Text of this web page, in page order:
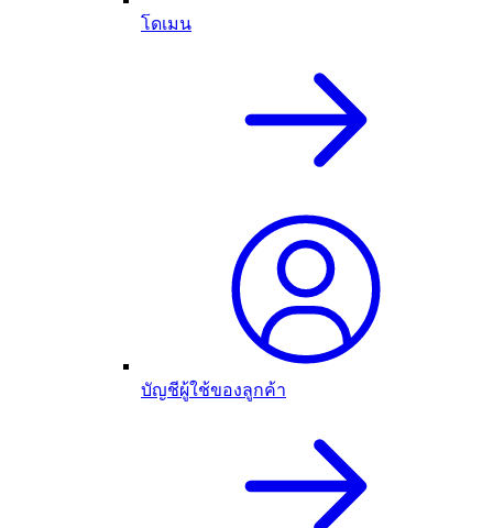
โดเมน
บัญชีผู้ใช้ของลูกค้า